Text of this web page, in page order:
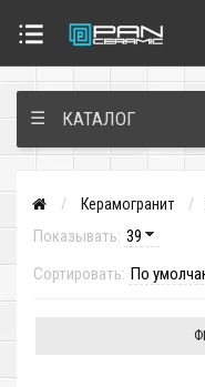
☰ КАТАЛОГ
Керамогранит
Показывать:
Сортировать: